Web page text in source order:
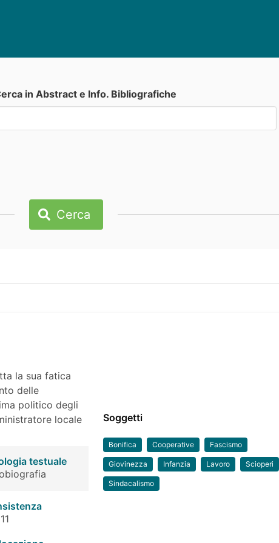
in Abstract e Info. Bibliografiche
Cerca
la sua fatica
delle
politico degli
locale
testuale
Soggetti
Bonifica Cooperative Fascismo
Giovinezza Infanzia Lavoro Scioperi
Sindacalismo